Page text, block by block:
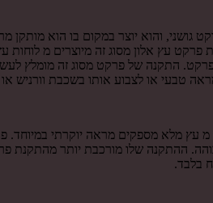
והוא יוצר במקום בו הוא מותקן
התקנה של פרקט מסוג זה מומלץ
טבעי או לצבוע אותו בשכבת וורניש או
עץ מלא מספקים מראה יוקרתי במיוחד.
ההתקנה שלו מורכבת יותר מהתקנת
בלבד.